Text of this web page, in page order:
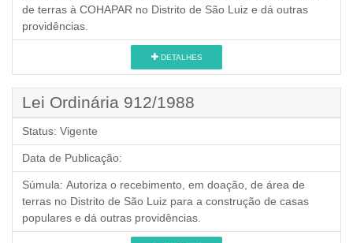
de terras à COHAPAR no Distrito de São Luiz e dá outras
providências.
DETALHES
Lei Ordinária 912/1988
Status: Vigente
Data de Publicação:
Súmula: Autoriza o recebimento, em doação, de área de
terras no Distrito de São Luiz para a construção de casas
populares e dá outras providências.